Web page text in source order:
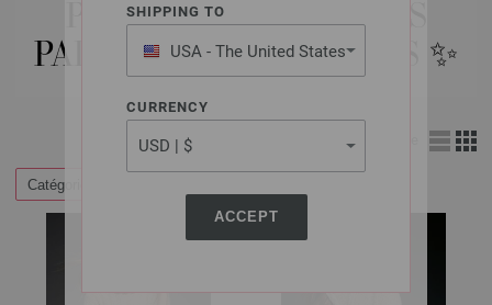
SHIPPING TO
USA - The United States
of America
CURRENCY
ACCEPT
PAQUETS DE MODÈLES
PAILLETTES ET SEQUINS ✨️
Catégories